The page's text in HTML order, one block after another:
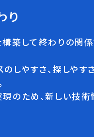
り
築して終わりの関
しやすさ、探しや
のため、新しい技